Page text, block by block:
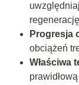
regenerację
Progresja
obciążeń
Właściwa